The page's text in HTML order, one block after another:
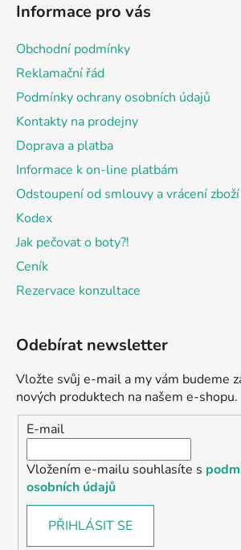
Informace pro vás
Obchodní podmínky
Reklamační řád
Podmínky ochrany osobních údajů
Kontakty na prodejny
Doprava a platba
Informace k on-line platbám
Odstoupení od smlouvy a vrácení zboží
Kodex
Jak pečovat o boty?!
Ceník
Rezervace konzultace
Odebírat newsletter
Vložte svůj e-mail a my vám budeme
nových produktech na našem e-shopu.
E-mail
Vložením e-mailu souhlasíte s
osobních údajů
PŘIHLÁSIT SE